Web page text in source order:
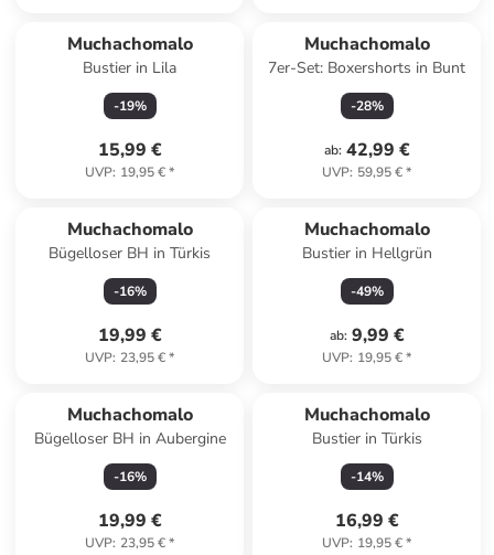
Muchachomalo
Bustier in Lila
-19%
15,99 €
UVP: 19,95 €*
Muchachomalo
7er-Set: Boxershorts in Bunt
-28%
ab: 42,99 €
UVP: 59,95 €*
Muchachomalo
Bügelloser BH in Türkis
-16%
19,99 €
UVP: 23,95 €*
Muchachomalo
Bustier in Hellgrün
-49%
ab: 9,99 €
UVP: 19,95 €*
Muchachomalo
Bügelloser BH in Aubergine
-16%
19,99 €
UVP: 23,95 €*
Muchachomalo
Bustier in Türkis
-14%
16,99 €
UVP: 19,95 €*